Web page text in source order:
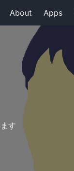
About Apps
す